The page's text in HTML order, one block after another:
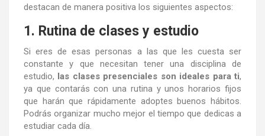
destacan de manera positiva los siguientes aspectos:
1. Rutina de clases y estudio
Si eres de esas personas a las que les cuesta ser
constante y que necesitan tener una disciplina de
estudio, las clases presenciales son ideales para ti,
ya que contarás con una rutina y unos horarios fijos
que harán que rápidamente adoptes buenos hábitos.
Podrás organizar mucho mejor el tiempo que dedicas a
estudiar cada día.